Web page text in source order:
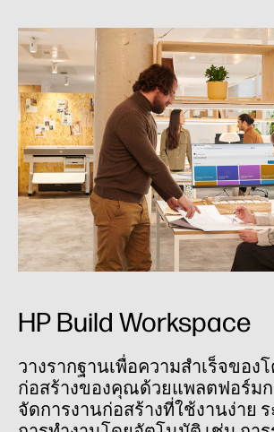
HP Build Workspace
วางรากฐานเพื่อความสําเร็จของ
ก่อสร้างของคุณด้วยแพลตฟอร์มก
จัดการงานก่อสร้างที่ใช้งานง่าย